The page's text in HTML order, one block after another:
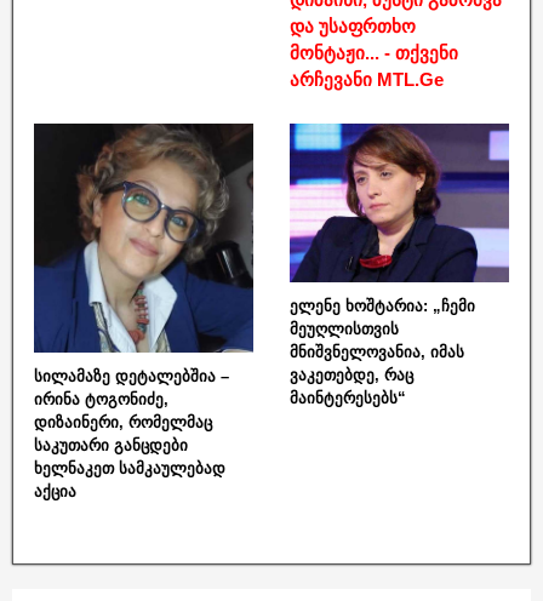
და უსაფრთხო
მონტაჟი... - თქვენი
არჩევანი MTL.Ge
სილამაზე დეტალებშია –
ირინა ტოგონიძე,
დიზაინერი, რომელმაც
საკუთარი განცდები
ხელნაკეთ სამკაულებად
აქცია
ელენე ხოშტარია: „ჩემი
მეუღლისთვის
მნიშვნელოვანია, იმას
ვაკეთებდე, რაც
მაინტერესებს“